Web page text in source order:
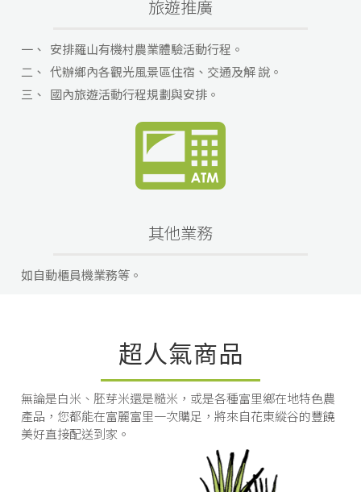
旅遊推廣
一、 安排羅山有機村農業體驗活動行程。
二、 代辦鄉內各觀光風景區住宿、交通及解 說。
三、 國內旅遊活動行程規劃與安排。
其他業務
如自動櫃員機業務等。
超人氣商品
無論是白米、胚芽米還是糙米，或是各種富里鄉在地特色農
產品，您都能在富麗富里一次購足，將來自花東縱谷的豐饒
美好直接配送到家。